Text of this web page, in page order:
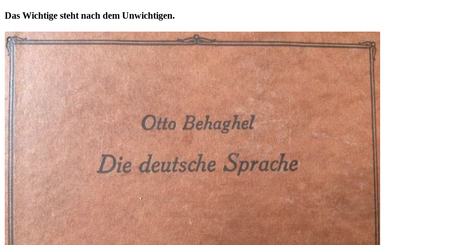
Das Wichtige steht nach dem Unwichtigen.